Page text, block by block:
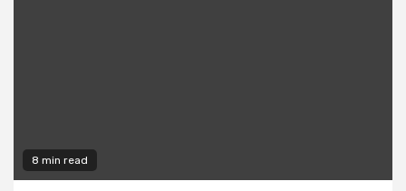
8 min read